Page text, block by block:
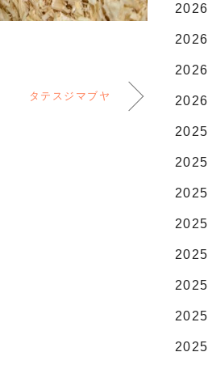
タテスジマブヤ